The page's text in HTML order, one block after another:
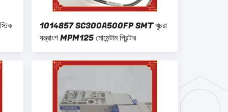
1014857 SC300A500FP SMT খুচরা
যন্ত্রাংশ MPM125 মোমেন্টাম প্রিন্টার